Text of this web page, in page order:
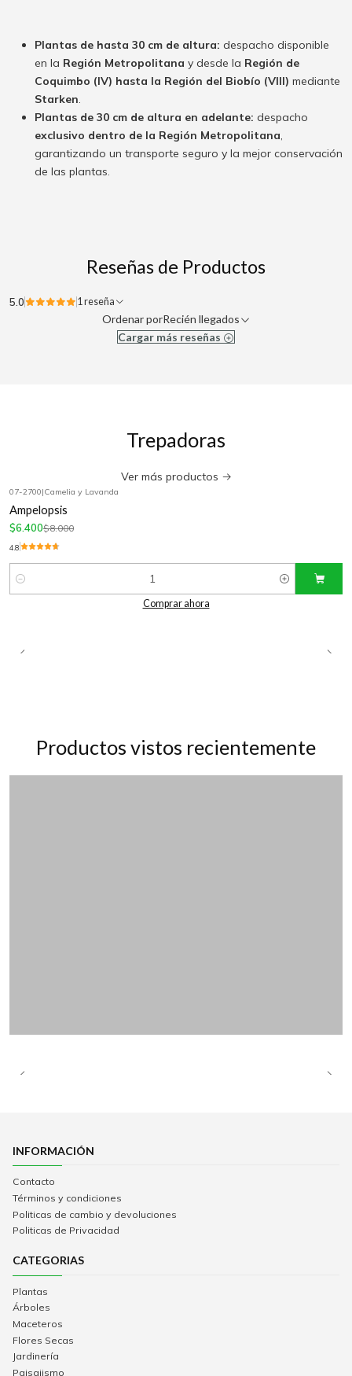
Plantas de hasta 30 cm de altura: despacho disponible
en la Región Metropolitana y desde la Región de
Coquimbo (IV) hasta la Región del Biobío (VIII) mediante
Starken.
Plantas de 30 cm de altura en adelante: despacho
exclusivo dentro de la Región Metropolitana,
garantizando un transporte seguro y la mejor conservación
de las plantas.
Reseñas de Productos
5.0 1 reseña
Ordenar porRecién llegados
Cargar más reseñas
Trepadoras
Ver más productos
07-2700|Camelia y Lavanda
Ampelopsis
$6.400$8.000
4.8
Cantidad
Comprar ahora
Productos vistos recientemente
INFORMACIÓN
Contacto
Términos y condiciones
Politicas de cambio y devoluciones
Politicas de Privacidad
CATEGORIAS
Plantas
Árboles
Maceteros
Flores Secas
Jardinería
Paisajismo